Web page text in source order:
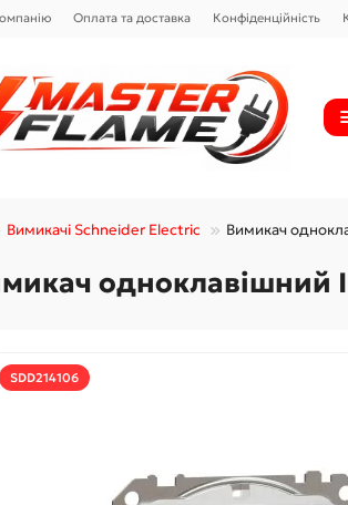
Оплата та доставка Конфіденційність
Вимикачі Schneider Electric Вимикач
одноклавішний
SDD214106